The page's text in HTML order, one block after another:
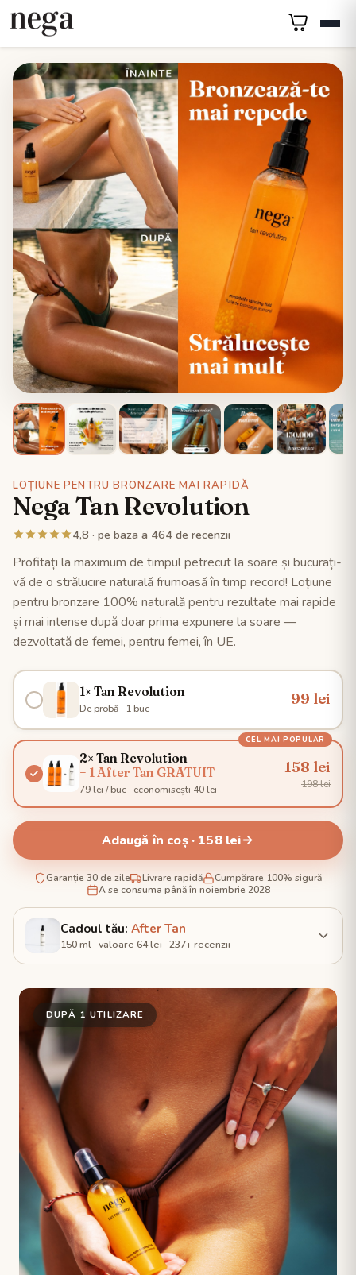
LOȚIUNE PENTRU BRONZARE MAI RAPIDĂ
Nega Tan Revolution
4,8 · pe baza a 464 de recenzii
Profitați la maximum de timpul petrecut la soare și bucurați-
vă de o strălucire naturală frumoasă în timp record! Loțiune
pentru bronzare 100% naturală pentru rezultate mai rapide
și mai intense după doar prima expunere la soare —
dezvoltată de femei, pentru femei, în UE.
1× Tan Revolution
De probă · 1 buc
99 lei
CEL MAI POPULAR
2× Tan Revolution
+ 1 After Tan GRATUIT
79 lei / buc · economisești 40 lei
158 lei
198 lei
Adaugă în coș · 158 lei
Garanție 30 de zile Livrare rapidă
Cumpărare 100% sigură
A se consuma până în noiembrie 2028
Cadoul tău: After Tan
150 ml · valoare 64 lei · 237+ recenzii